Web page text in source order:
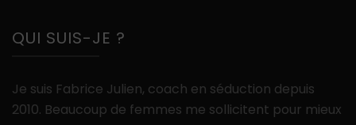
QUI SUIS-JE ?
Je suis Fabrice Julien, coach en séduction depuis
2010. Beaucoup de femmes me sollicitent pour mieux